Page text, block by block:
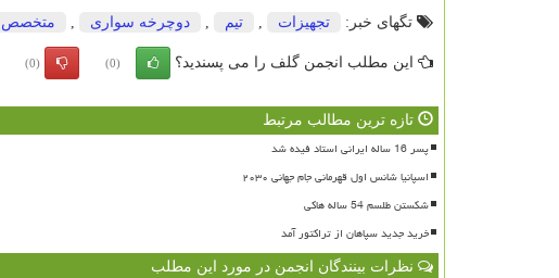
تگهای خبر: تجهیزات , تیم , دوچرخه سواری , متخصص
این مطلب انجمن گلف را می پسندید؟ (0)
(0)
تازه ترین مطالب مرتبط
پسر 16 ساله ایرانی استاد فیده شد
اسپانیا شانس اول قهرمانی جام جهانی ۲۰۳۰
شکستن طلسم 54 ساله هاکی
خرید جدید سپاهان از تراکتور آمد
نظرات بینندگان انجمن در مورد این مطلب